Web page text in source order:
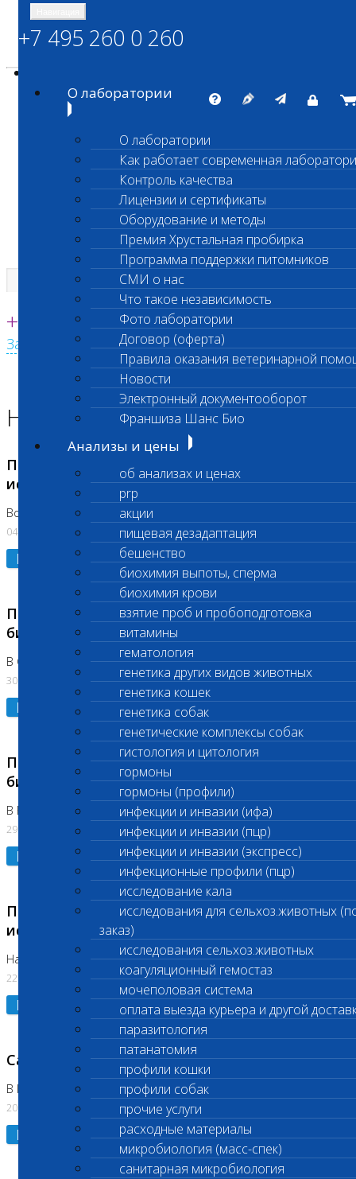
ШАНС БИО
Независимая ветеринарная лаборатория
Единая круглосуточная справочная
+7 495 260 0 260
Заказать звонок с сайта
+7 495 260 0 260
О лаборатории
О лаборатории
Как работает современная
Контроль качества
Лицензии и сертификаты
Оборудование и методы
Премия Хрустальная пробирка
Программа поддержки питомников
СМИ о нас
Что такое независимость
Фото лаборатории
Договор (оферта)
Правила оказания ветеринарной
Новости
Электронный документооборот
Франшиза Шанс Био
Анализы и цены
об анализах и ценах
prp
акции
пищевая дезадаптация
бешенство
биохимия выпоты, сперма
биохимия крови
взятие проб и пробоподготовка
витамины
гематология
генетика других видов животных
генетика кошек
генетика собак
генетические комплексы собак
гистология и цитология
гормоны
гормоны (профили)
инфекции и инвазии (ифа)
инфекции и инвазии (пцр)
инфекции и инвазии (экспресс)
инфекционные профили (пцр)
исследование кала
исследования для сельхоз.животных
заказ)
исследования сельхоз.животных
коагуляционный гемостаз
мочеполовая система
оплата выезда курьера и другой
паразитология
патанатомия
профили кошки
профили собак
прочие услуги
расходные материалы
микробиология (масс-спек)
санитарная микробиология
Главная страница
Новости лаборатории
Приостановка срочных биохимических
исследований
Во Владыкино
04.08.2026
Подробнее
Приостановлено выполнение срочных
биохимических исследований
В Сколково. Код (123,309,310)
30.07.2026
Подробнее
Приостановлено выполнение срочных
биохимических исследований
В Бутово 29.07.26
29.07.2026
Подробнее
Приостановлено выполнение биохимических
исследований
На Нагорной. Код ( 123,310,309)
22.07.2026
Подробнее
Санитарные дни
В Коломне 24.07.2026 и 28.07.2026
20.07.2026
Подробнее